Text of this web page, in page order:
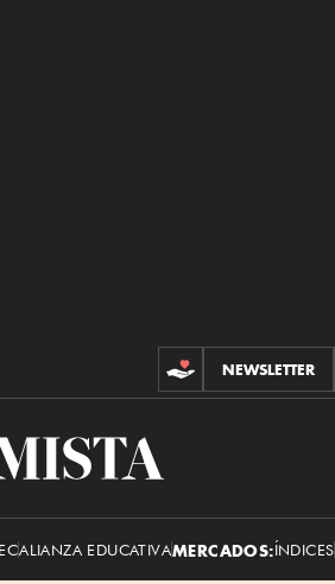
CONTRIBUCIONES
NEWSLETTER
ALIANZA EDUCATIVAMERCADOS:ÍNDICES